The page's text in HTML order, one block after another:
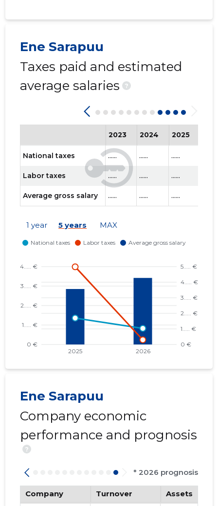
Ene Sarapuu
Taxes paid and estimated
average salaries
?
2023 2024 2025
National taxes ...... ...... ......
Labor taxes ...... ...... ......
Average gross salary ...... ...... ......
1 year 5 years MAX
Ene Sarapuu
Company economic
performance and prognosis
?
* 2026 prognosis
Company Turnover Assets